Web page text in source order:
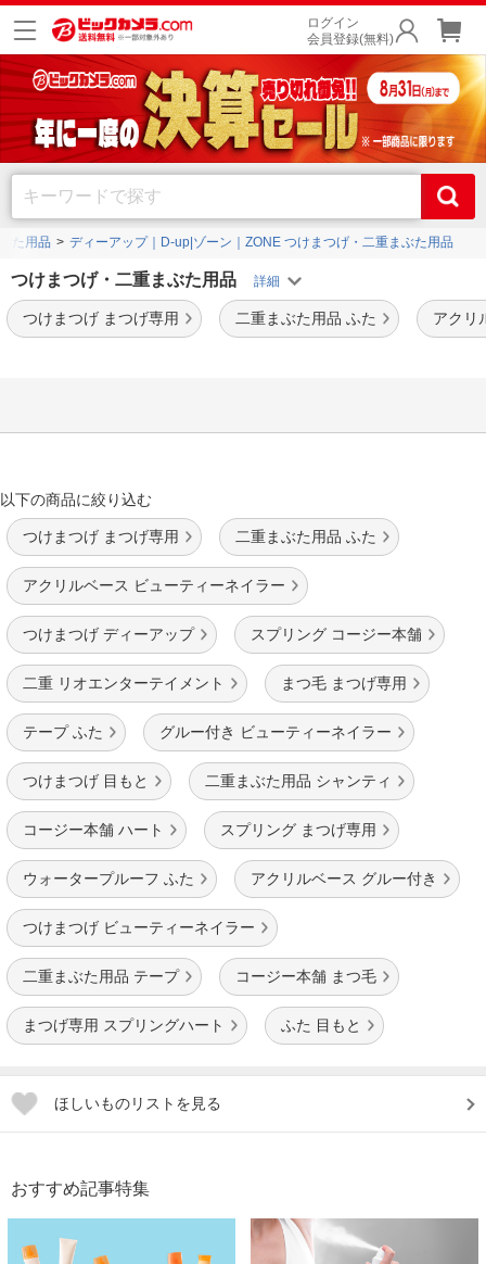
ログイン
会員登録(無料)
た用品 ディーアップ｜D-up|ゾーン｜ZONE つけまつげ・二重まぶた用品
つけまつげ・二重まぶた用品
つけまつげ まつげ専用 二重まぶた用品 ふた アクリ
以下の商品に絞り込む
つけまつげ まつげ専用 二重まぶた用品 ふた
アクリルベース ビューティーネイラー
つけまつげ ディーアップ スプリング コージー本舗
二重 リオエンターテイメント まつ毛 まつげ専用
テープ ふた グルー付き ビューティーネイラー
つけまつげ 目もと 二重まぶた用品 シャンティ
コージー本舗 ハート スプリング まつげ専用
ウォータープルーフ ふた アクリルベース グルー付き
つけまつげ ビューティーネイラー
二重まぶた用品 テープ コージー本舗 まつ毛
まつげ専用 スプリングハート ふた 目もと
ほしいものリストを見る
おすすめ記事特集